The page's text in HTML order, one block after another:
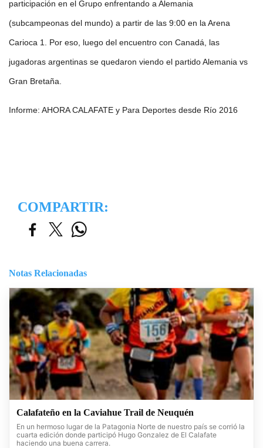
participación en el Grupo enfrentando a Alemania
(subcampeonas del mundo) a partir de las 9:00 en la Arena
Carioca 1. Por eso, luego del encuentro con Canadá, las
jugadoras argentinas se quedaron viendo el partido Alemania vs
Gran Bretaña.
Informe: AHORA CALAFATE y Para Deportes desde Río 2016
COMPARTIR:
Notas Relacionadas
Calafateño en la Caviahue Trail de Neuquén
En un hermoso lugar de la Patagonia Norte de nuestro país se corrió la
cuarta edición donde participó Hugo Gonzalez de El Calafate
haciendo una buena carrera.